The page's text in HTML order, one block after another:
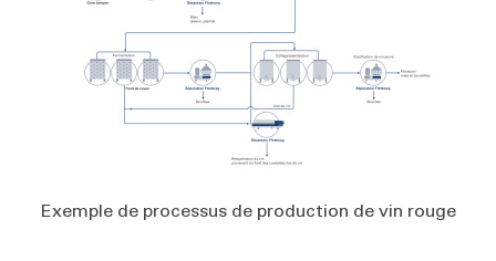
Exemple de processus de production de vin rouge